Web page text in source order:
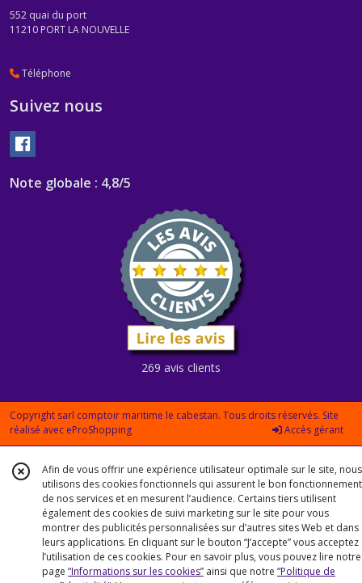
552 quai du port
11210 PORT LA NOUVELLE
Téléphone
Suivez nous
Note globale : 4,8/5
269 avis clients
Copyright sarl comptoir maritime le cabestan. Tous droits réservés. Site
réalisé avec eProShopping Accès gérant
Afin de vous offrir une expérience utilisateur optimale sur le site, nous
utilisons des cookies fonctionnels qui assurent le bon fonctionnement
de nos services et en mesurent l’audience. Certains tiers utilisent
également des cookies de suivi marketing sur le site pour vous
montrer des publicités personnalisées sur d’autres sites Web et dans
leurs applications. En cliquant sur le bouton “J’accepte” vous acceptez
l’utilisation de ces cookies. Pour en savoir plus, vous pouvez lire notre
page “Informations sur les cookies” ainsi que notre “Politique de